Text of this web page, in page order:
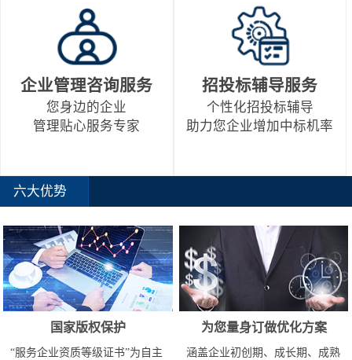
企业管理咨询服务
您身边的企业
管理贴心服务专家
招投标辅导服务
个性化招投标辅导
助力您企业增加中标机率
六大优势
国家版权保护
“服务企业资质等级证书”为自主
为您量身订做优化方案
涵盖企业初创期、成长期、成熟